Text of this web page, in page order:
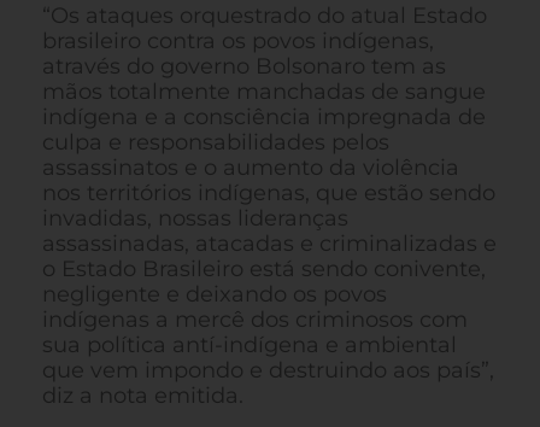
“Os ataques orquestrado do atual Estado
brasileiro contra os povos indígenas,
através do governo Bolsonaro tem as
mãos totalmente manchadas de sangue
indígena e a consciência impregnada de
culpa e responsabilidades pelos
assassinatos e o aumento da violência
nos territórios indígenas, que estão sendo
invadidas, nossas lideranças
assassinadas, atacadas e criminalizadas e
o Estado Brasileiro está sendo conivente,
negligente e deixando os povos
indígenas a mercê dos criminosos com
sua política antí-indígena e ambiental
que vem impondo e destruindo aos país”,
diz a nota emitida.